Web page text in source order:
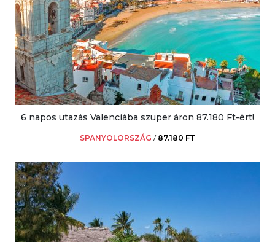
6 napos utazás Valenciába szuper áron 87.180 Ft-ért!
SPANYOLORSZÁG / 87.180 FT